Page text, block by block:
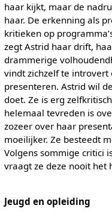
haar kijkt, maar de
haar. De erkenning als
kritieken op
zegt Astrid haar drift,
drammerige
vindt zichzelf te
presenteren. Astrid wil
doet. Ze is erg
helemaal tevreden is
zozeer over haar
moeilijker. Ze besteedt
Volgens sommige critici
vraagt ze deze nooit het
Jeugd en opleiding